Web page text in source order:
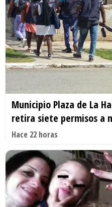
Municipio Plaza de La
retira siete permisos a
Hace 22 horas